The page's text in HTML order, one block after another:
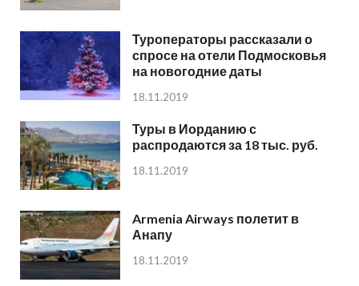
Туроператоры рассказали о
спросе на отели Подмосковья
на новогодние даты
18.11.2019
Туры в Иорданию с
распродаются за 18 тыс. руб.
18.11.2019
Armenia Airways полетит в
Анапу
18.11.2019